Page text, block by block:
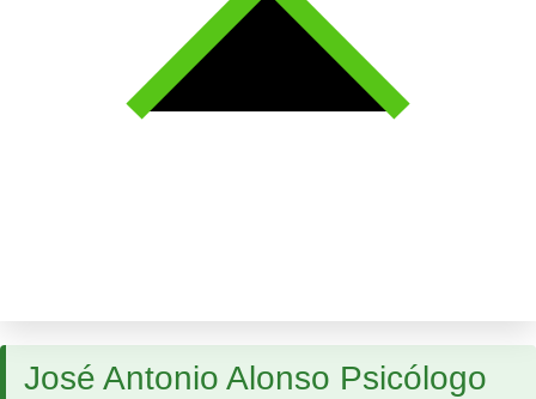
José Antonio Alonso Psicólogo